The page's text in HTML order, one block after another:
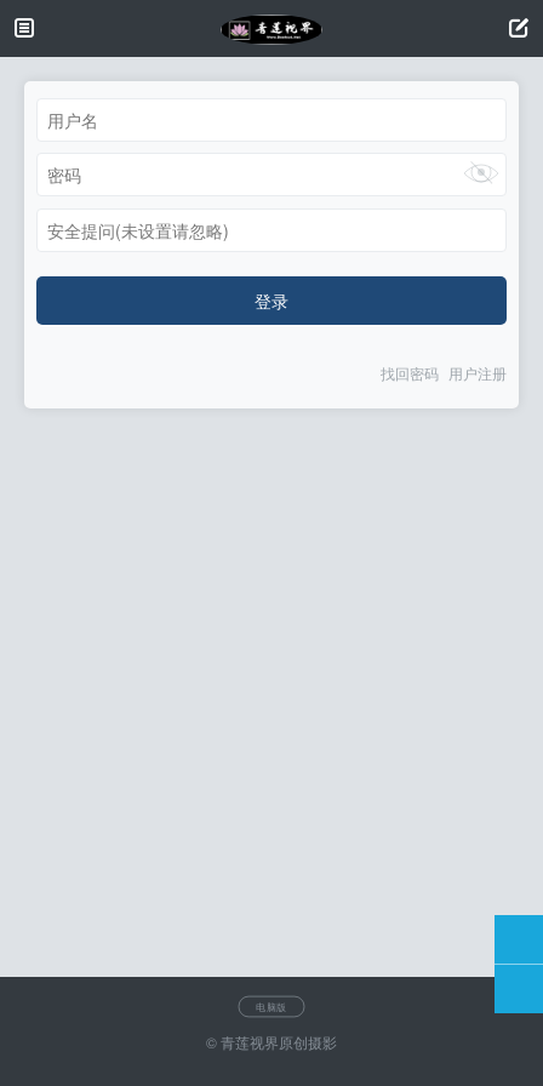
安全提问(未设置请忽略)
登录
找回密码 用户注册
电脑版
© 青莲视界原创摄影